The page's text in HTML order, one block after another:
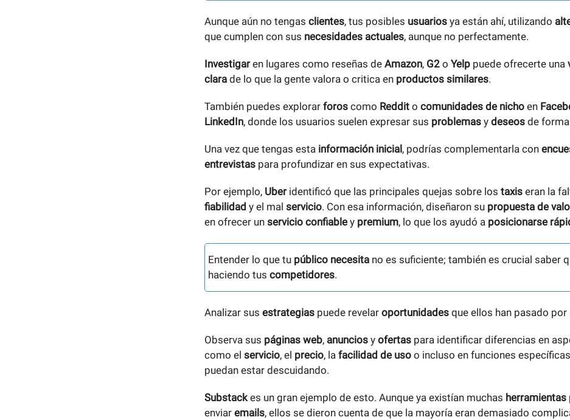
Aunque aún no tengas clientes, tus posibles usuarios ya están ahí, utilizando
que cumplen con sus necesidades actuales, aunque no perfectamente.
Investigaren lugares como reseñas de Amazon, G2 o Yelp puede ofrecerte una
clara de lo que la gente valora o critica en productos similares.
También puedes explorar foros como Reddit o comunidades de nicho en
LinkedIn, donde los usuarios suelen expresar sus problemas y deseos de
Una vez que tengas esta información inicial , podrías complementarla con
entrevistas para profundizar en sus expectativas.
Por ejemplo, Uberidentificó que las principales quejas sobre los taxis eran la
fiabilidad y el mal servicio. Con esa información, diseñaron su propuesta de
en ofrecer un servicio confiable y premium, lo que los ayudó a posicionarse
Entender lo que tu público necesita no es suficiente; también es crucial saber
haciendo tus competidores.
Analizar sus estrategias puede revelar oportunidades que ellos han pasado por
Observa sus páginas web, anuncios y ofertas para identificar diferencias en
como el servicio, el precio, la facilidad de uso o incluso en funciones
puedan estar descuidando.
Substackes un gran ejemplo de esto. Aunque ya existían muchas herramientas
enviar emails, ellos se dieron cuenta de que la mayoría eran demasiado